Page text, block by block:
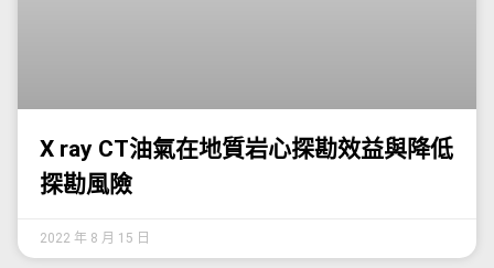
X ray CT油氣在地質岩心探勘效益與降低
探勘風險
2022 年 8 月 15 日